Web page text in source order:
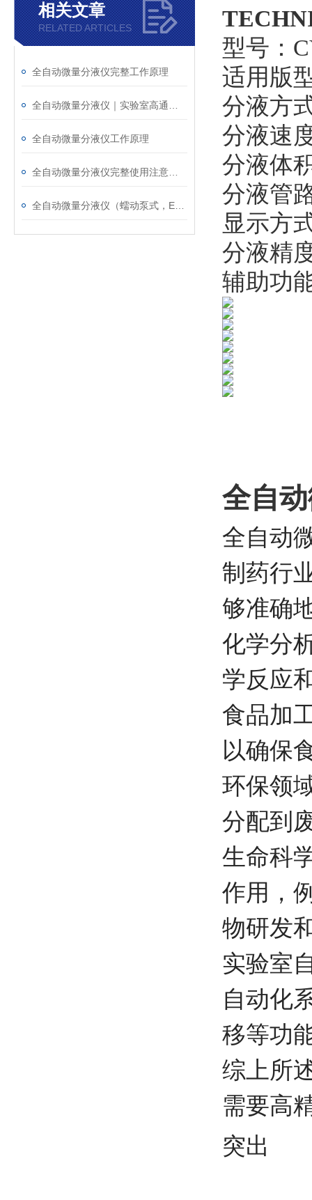
相关文章
RELATED ARTICLES
全自动微量分液仪完整工作原理
全自动微量分液仪工作原理
型号：
适用版
分液方
分液速
分液体
分液管
显示方
分液精
辅助功
全自
全自动
制药行
够准确
化学分
学反应
食品加
以确保
环保领
分配到
生命科
作用，
物研发
实验室
自动化
移等功
综上所
需要高
突出